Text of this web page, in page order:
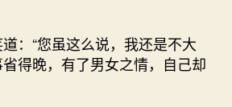
“您虽这么说，我还是不大
得晚，有了男女之情，自己却